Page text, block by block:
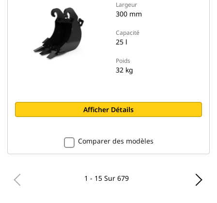
Largeur
300 mm
Capacité
25 l
Poids
32 kg
Afficher Détails
Comparer des modèles
1 - 15 Sur 679